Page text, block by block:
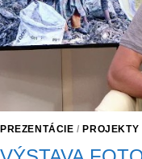
PREZENTÁCIE /PROJEKTY